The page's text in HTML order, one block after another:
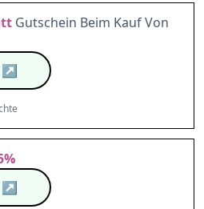
Gutschein Beim Kauf Von